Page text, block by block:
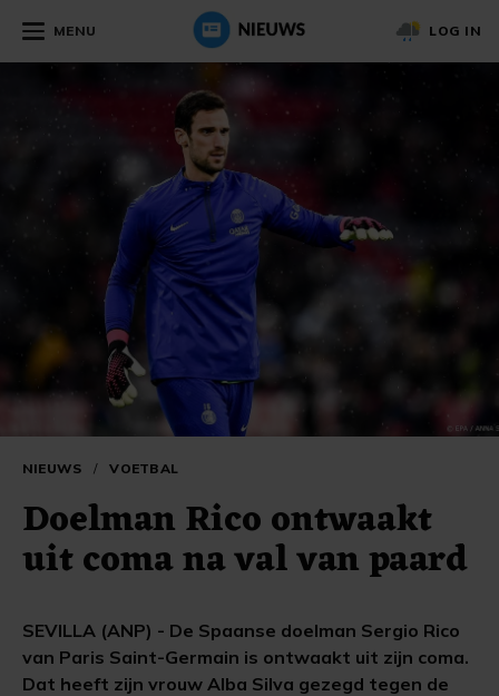
MENU LOG IN
NIEUWS / VOETBAL
Doelman Rico ontwaakt
uit coma na val van paard
SEVILLA (ANP) - De Spaanse doelman Sergio Rico
van Paris Saint-Germain is ontwaakt uit zijn coma.
Dat heeft zijn vrouw Alba Silva gezegd tegen de